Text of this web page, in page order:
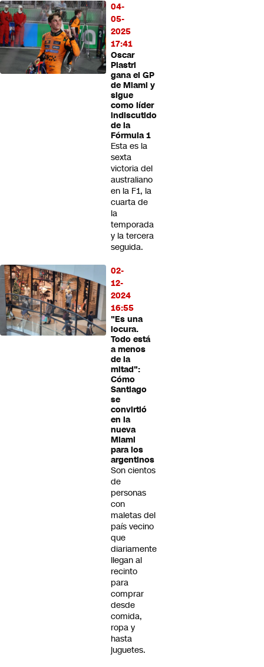
04-
05-
2025
17:41
Oscar
Piastri
gana el GP
de Miami y
sigue
como líder
indiscutido
de la
Fórmula 1
Esta es la
sexta
victoria del
australiano
en la F1, la
cuarta de
la
temporada
y la tercera
seguida.
02-
12-
2024
16:55
"Es una
locura.
Todo está
a menos
de la
mitad":
Cómo
Santiago
se
convirtió
en la
nueva
Miami
para los
argentinos
Son cientos
de
personas
con
maletas del
país vecino
que
diariamente
llegan al
recinto
para
comprar
desde
comida,
ropa y
hasta
juguetes.